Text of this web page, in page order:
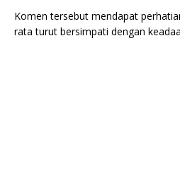
Komen tersebut mendapat
rata turut bersimpati dengan